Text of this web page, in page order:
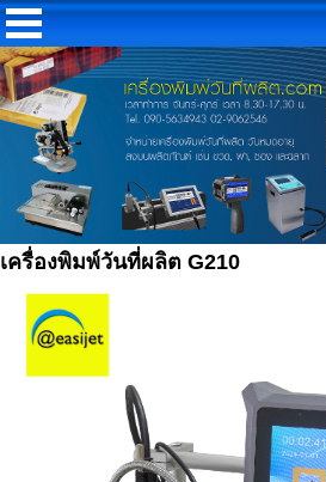
เครื่องพิมพ์วันที่ผลิต G210